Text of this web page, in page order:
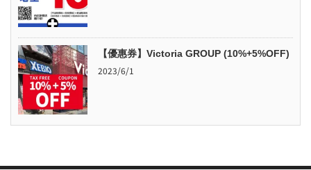
【優惠券】Victoria GROUP (10%+5%OFF)
2023/6/1